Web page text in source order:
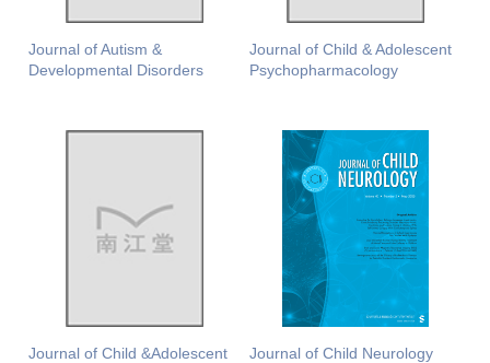
Journal of Autism &
Developmental Disorders
Journal of Child & Adolescent
Psychopharmacology
Journal of Child &Adolescent
Journal of Child Neurology